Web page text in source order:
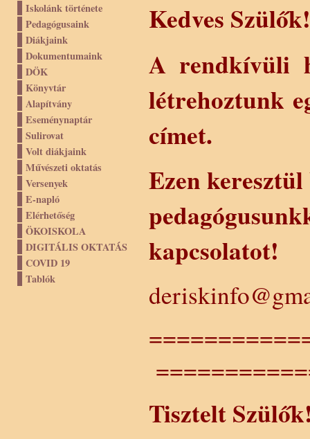
Iskolánk története
Pedagógusaink
Diákjaink
Dokumentumaink
DÖK
Könyvtár
Alapítvány
Eseménynaptár
Sulirovat
Volt diákjaink
Művészeti oktatás
Versenyek
E-napló
Elérhetőség
ÖKOISKOLA
DIGITÁLIS OKTATÁS
COVID 19
Tablók
Kedves Szülők!
A rendkívüli
létrehoztunk
címet.
Ezen
kapcsolatot!
Tisztelt